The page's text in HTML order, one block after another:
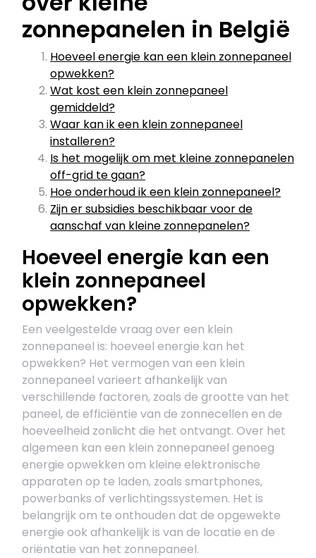
zonnepanelen in België
Hoeveel energie kan een klein zonnepaneel
opwekken?
Wat kost een klein zonnepaneel
gemiddeld?
Waar kan ik een klein zonnepaneel
installeren?
Is het mogelijk om met kleine zonnepanelen
off-grid te gaan?
Hoe onderhoud ik een klein zonnepaneel?
Zijn er subsidies beschikbaar voor de
aanschaf van kleine zonnepanelen?
Hoeveel energie kan een
klein zonnepaneel
opwekken?
Een veelgestelde vraag over een klein
zonnepaneel is: hoeveel energie kan het
opwekken? Het vermogen van een klein
zonnepaneel varieert afhankelijk van
verschillende factoren, zoals de grootte van het
paneel, de efficiëntie van de zonnecellen en de
hoeveelheid zonlicht die het ontvangt. Over het
algemeen kan een klein zonnepaneel genoeg
energie opwekken om kleine elektronische
apparaten op te laden, zoals smartphones,
powerbanks of verlichtingssystemen. Het is
belangrijk om te onthouden dat de opgewekte
energie ook afhankelijk is van de locatie en de
oriëntatie van het zonnepaneel.